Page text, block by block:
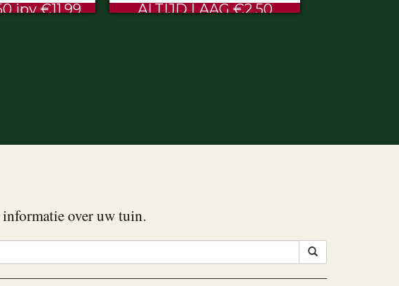
ALTIJD LAAG €2.50
over uw tuin.